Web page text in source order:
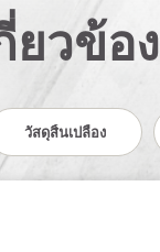
ยวข้อง
วัสดุสิ้นเปลือง